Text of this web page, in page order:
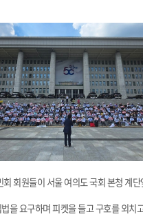
회원들이 서울 여의도 국회 본청 계
을 요구하며 피켓을 들고 구호를 외치